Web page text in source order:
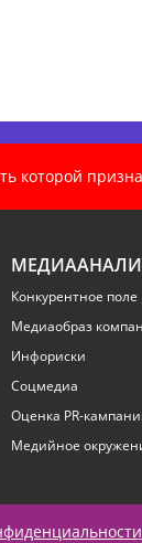
Конкурентное поле
Медиаобраз
Инфориски
Соцмедиа
Оценка PR-
Медийное